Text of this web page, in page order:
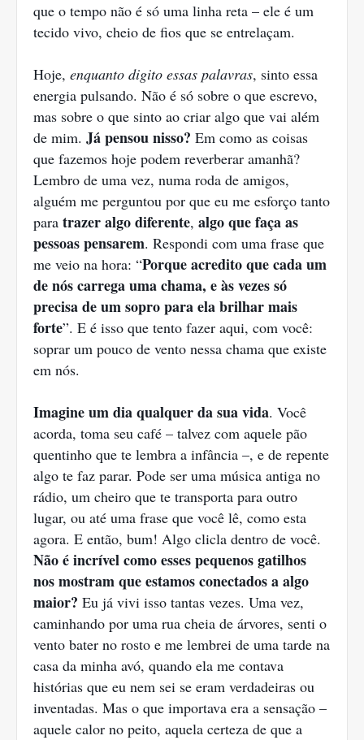
que o tempo não é só uma linha reta – ele é um
tecido vivo, cheio de fios que se entrelaçam.
Hoje, enquanto digito essas palavras, sinto essa
energia pulsando. Não é só sobre o que escrevo,
mas sobre o que sinto ao criar algo que vai além
de mim. Já pensou nisso? Em como as coisas
que fazemos hoje podem reverberar amanhã?
Lembro de uma vez, numa roda de amigos,
alguém me perguntou por que eu me esforço tanto
para trazer algo diferente, algo que faça as
pessoas pensarem. Respondi com uma frase que
me veio na hora: “Porque acredito que cada um
de nós carrega uma chama, e às vezes só
precisa de um sopro para ela brilhar mais
forte”. E é isso que tento fazer aqui, com você:
soprar um pouco de vento nessa chama que existe
em nós.
Imagine um dia qualquer da sua vida. Você
acorda, toma seu café – talvez com aquele pão
quentinho que te lembra a infância –, e de repente
algo te faz parar. Pode ser uma música antiga no
rádio, um cheiro que te transporta para outro
lugar, ou até uma frase que você lê, como esta
agora. E então, bum! Algo clicla dentro de você.
Não é incrível como esses pequenos gatilhos
nos mostram que estamos conectados a algo
maior? Eu já vivi isso tantas vezes. Uma vez,
caminhando por uma rua cheia de árvores, senti o
vento bater no rosto e me lembrei de uma tarde na
casa da minha avó, quando ela me contava
histórias que eu nem sei se eram verdadeiras ou
inventadas. Mas o que importava era a sensação –
aquele calor no peito, aquela certeza de que a